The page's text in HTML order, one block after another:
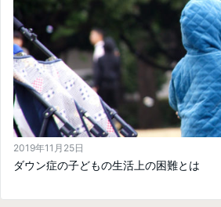
2019年11月25日
ダウン症の子どもの生活上の困難とは